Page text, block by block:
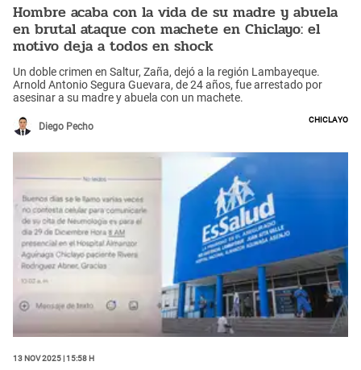
Hombre acaba con la vida de su madre y abuela
en brutal ataque con machete en Chiclayo: el
motivo deja a todos en shock
Un doble crimen en Saltur, Zaña, dejó a la región Lambayeque.
Arnold Antonio Segura Guevara, de 24 años, fue arrestado por
asesinar a su madre y abuela con un machete.
Diego Pecho
Chiclayo
13 Nov 2025 | 15:58 h